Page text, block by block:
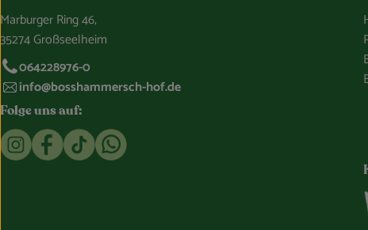
Marburger Ring 46,
35274 Großseelheim
064228976-0
info@bosshammersch-hof.de
Folge uns auf:
Externer Link zu https://www.instagram.com/bosshammerschhof/
Externer Link zu https://www.facebook.com/
Externer Link zu https://www.tiktok.com/
Externer Link zu https://whatsapp.com/